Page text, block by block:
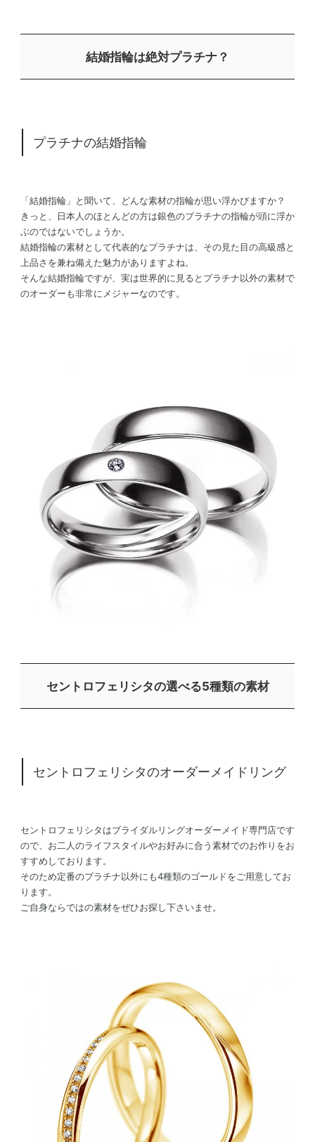
結婚指輪は絶対プラチナ？
プラチナの結婚指輪
「結婚指輪」と聞いて、どんな素材の指輪が思い浮かびますか？
きっと、日本人のほとんどの方は銀色のプラチナの指輪が頭に浮か
ぶのではないでしょうか。
結婚指輪の素材として代表的なプラチナは、その見た目の高級感と
上品さを兼ね備えた魅力がありますよね。
そんな結婚指輪ですが、実は世界的に見るとプラチナ以外の素材で
のオーダーも非常にメジャーなのです。
セントロフェリシタの選べる5種類の素材
セントロフェリシタのオーダーメイドリング
セントロフェリシタはブライダルリングオーダーメイド専門店です
ので、お二人のライフスタイルやお好みに合う素材でのお作りをお
すすめしております。
そのため定番のプラチナ以外にも4種類のゴールドをご用意してお
ります。
ご自身ならではの素材をぜひお探し下さいませ。